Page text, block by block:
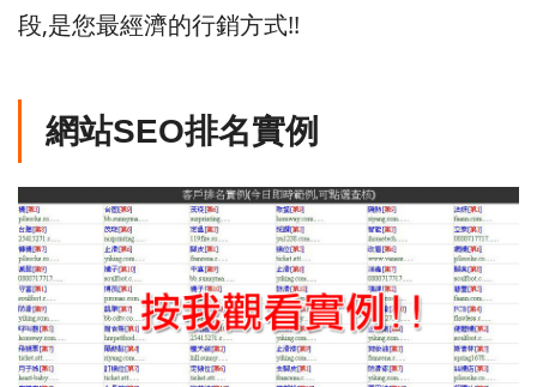
段,是您最經濟的行銷方式!!
網站SEO排名實例